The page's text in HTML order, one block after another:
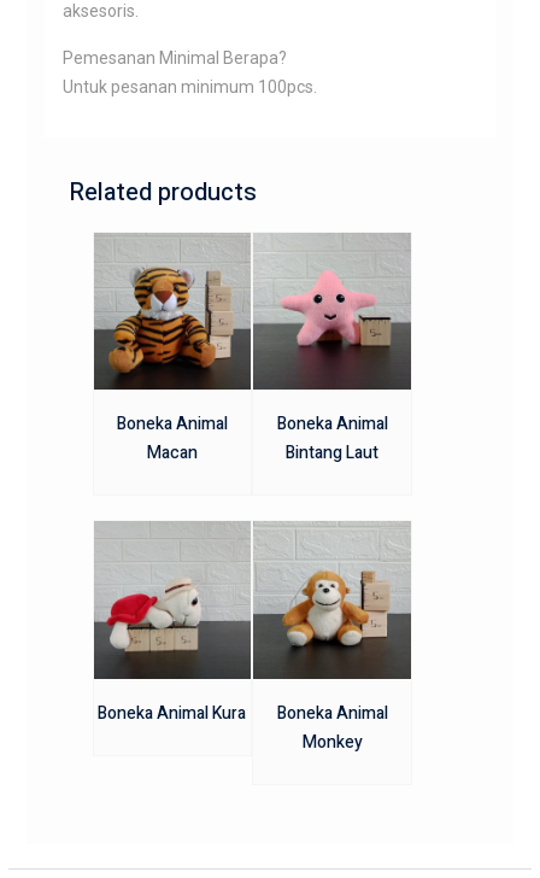
aksesoris.
Pemesanan Minimal Berapa?
Untuk pesanan minimum 100pcs.
Related products
Boneka Animal
Macan
Boneka Animal
Bintang Laut
Boneka Animal Kura
Boneka Animal
Monkey